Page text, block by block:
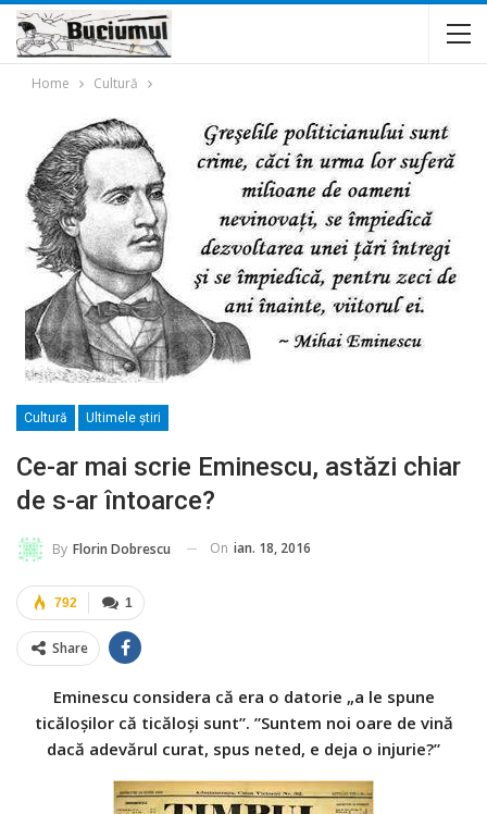
Home Cultură
Cultură Ultimele ştiri
Ce-ar mai scrie Eminescu, astăzi chiar
de s-ar întoarce?
By Florin Dobrescu On ian. 18, 2016
1
792
Share
Eminescu considera că era o datorie „a le spune
ticăloşilor că ticăloşi sunt”. ”Suntem noi oare de vină
dacă adevărul curat, spus neted, e deja o injurie?”